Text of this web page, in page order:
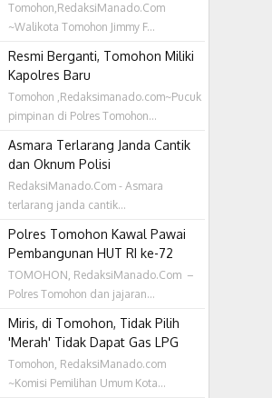
Tomohon,RedaksiManado.Com
~Walikota Tomohon Jimmy F...
Resmi Berganti, Tomohon Miliki
Kapolres Baru
Tomohon ,Redaksimanado.com~Pucuk
pimpinan di Polres Tomohon...
Asmara Terlarang Janda Cantik
dan Oknum Polisi
RedaksiManado.Com - Asmara
terlarang janda cantik...
Polres Tomohon Kawal Pawai
Pembangunan HUT RI ke-72
TOMOHON, RedaksiManado.Com –
Polres Tomohon dan jajaran...
Miris, di Tomohon, Tidak Pilih
'Merah' Tidak Dapat Gas LPG
Tomohon, RedaksiManado.com
~Komisi Pemilihan Umum Kota...